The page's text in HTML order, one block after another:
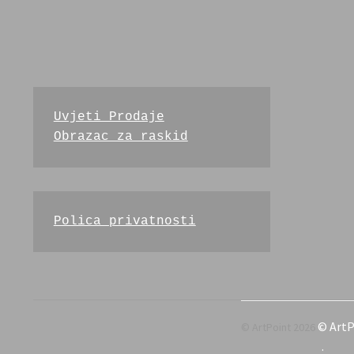
Uvjeti Prodaje
Obrazac za raskid
Polica privatnosti
©
.